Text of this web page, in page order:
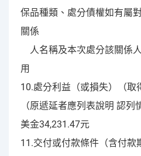
保品種類、處分債權如有屬
關係
人名稱及本次處分該關係
用
10.處分利益（或損失）（取
（原遞延者應列表說明 認
美金34,231.47元
11.交付或付款條件（含付款